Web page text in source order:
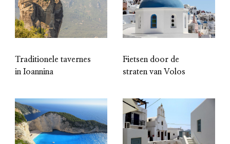
Traditionele tavernes
in Ioannina
Fietsen door de
straten van Volos